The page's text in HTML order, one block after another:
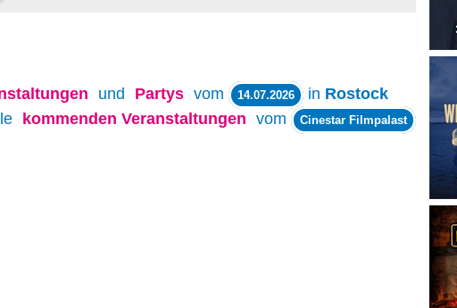
und Partys vom 14.07.2026 in Rostock
kommenden Veranstaltungen vom Cinestar Filmpalast